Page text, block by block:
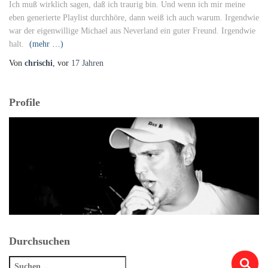
Ich muß wirklich sagen, daß ich traurig bin. Und wenn ich mir meine
eben generierte Playlist durchhöre, dann weiß ich auch warum. Irgendwie
war der eigenwillige Michael aus Neverland ein guter Freund. Irgendwie
halt.
(mehr …)
Von chrischi, vor 17 Jahren
Profile
Durchsuchen
Suchen